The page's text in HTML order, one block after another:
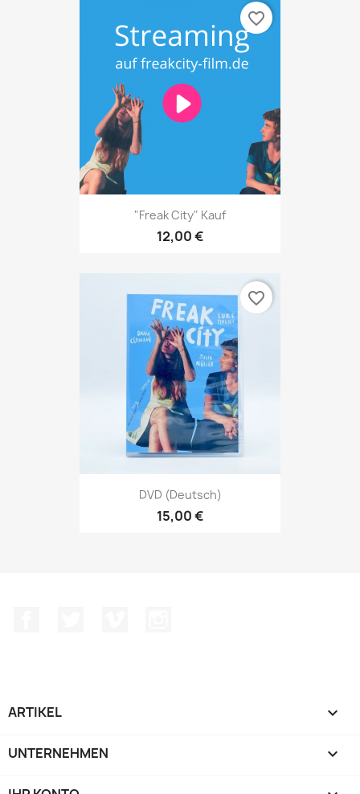
"Freak City" Kauf
12,00 €
favorite_border
DVD (deutsch)
15,00 €
favorite_border
ARTIKEL 
UNTERNEHMEN 